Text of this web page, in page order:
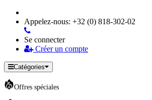
Appelez-nous: +32 (0) 818-302-02
Se connecter
Créer un compte
Catégories
Offres spéciales